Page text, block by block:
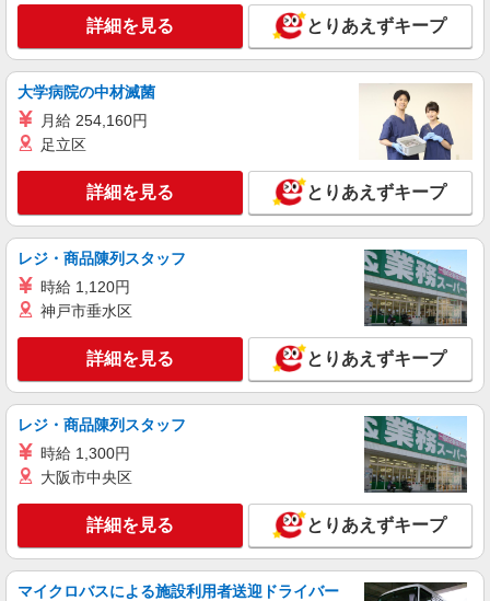
円 ☆12月31日〜1月3日まで年末年始手当有（時給
アップ）
びっくりドンキー 福島西バイパス店 福島県
福島市南沢又字下台13－4
キープ 詳細を見る
正社員
UTエージェント株式会社 AGT北日本第一CU AGT郡山エリア 飯坂CL
NEW
調理・接客
時給：1,240円〜 月収例：209,000円（時給
×8H実働×21日稼働＋各種手当） ※基本残業なし
福島県福島市 勤務地：福島市 通勤方法：徒歩/
車/バス/自転車/電車/バイク 最寄り駅：福島駅から
徒歩1分、車1分 ※構内の（無料）駐車場利用OK
キープ 詳細を見る
契約社員
渡利ケアセンターそよ風：RO30063
NEW
【月給】177,676円〜180,000円 ▼下記別途支
給 通勤手当 年末年始手当：380円/時 寸志あり：
年2回（6月・12月） ※業績による 特別報酬：平
均26.7万円（最高額95.8万円） ※2025年6月支給
実績
福島県福島市渡利字番匠町58-1
詳細を見る
詳細を見る とりあえずキープ
大学病院の中材滅菌
月給 254,160円
足立区
詳細を見る とりあえずキープ
レジ・商品陳列スタッフ
時給 1,120円
神戸市垂水区
詳細を見る とりあえずキープ
レジ・商品陳列スタッフ
時給 1,300円
大阪市中央区
詳細を見る とりあえずキープ
マイクロバスによる施設利用者送迎ドライバー